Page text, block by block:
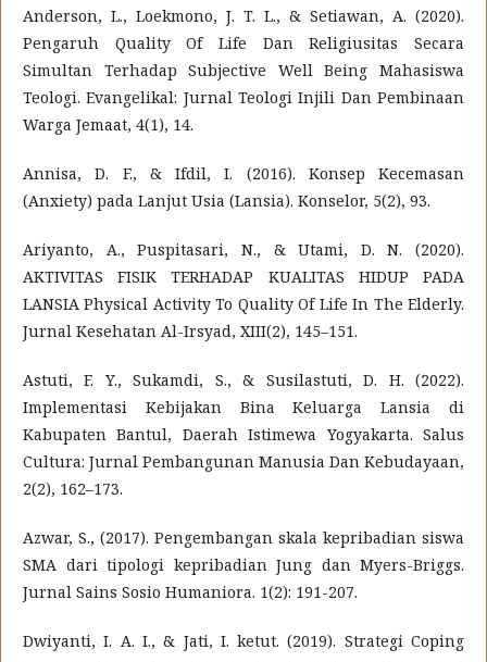
Anderson, L., Loekmono, J. T. L., & Setiawan, A. (2020).
Pengaruh Quality Of Life Dan Religiusitas Secara
Simultan Terhadap Subjective Well Being Mahasiswa
Teologi. Evangelikal: Jurnal Teologi Injili Dan Pembinaan
Warga Jemaat, 4(1), 14.
Annisa, D. F., & Ifdil, I. (2016). Konsep Kecemasan
(Anxiety) pada Lanjut Usia (Lansia). Konselor, 5(2), 93.
Ariyanto, A., Puspitasari, N., & Utami, D. N. (2020).
AKTIVITAS FISIK TERHADAP KUALITAS HIDUP PADA
LANSIA Physical Activity To Quality Of Life In The Elderly.
Jurnal Kesehatan Al-Irsyad, XIII(2), 145–151.
Astuti, F. Y., Sukamdi, S., & Susilastuti, D. H. (2022).
Implementasi Kebijakan Bina Keluarga Lansia di
Kabupaten Bantul, Daerah Istimewa Yogyakarta. Salus
Cultura: Jurnal Pembangunan Manusia Dan Kebudayaan,
2(2), 162–173.
Azwar, S., (2017). Pengembangan skala kepribadian siswa
SMA dari tipologi kepribadian Jung dan Myers-Briggs.
Jurnal Sains Sosio Humaniora. 1(2): 191-207.
Dwiyanti, I. A. I., & Jati, I. ketut. (2019). Strategi Coping